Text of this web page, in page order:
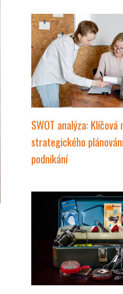
SWOT analýza: Klíčová
strategického
podnikání